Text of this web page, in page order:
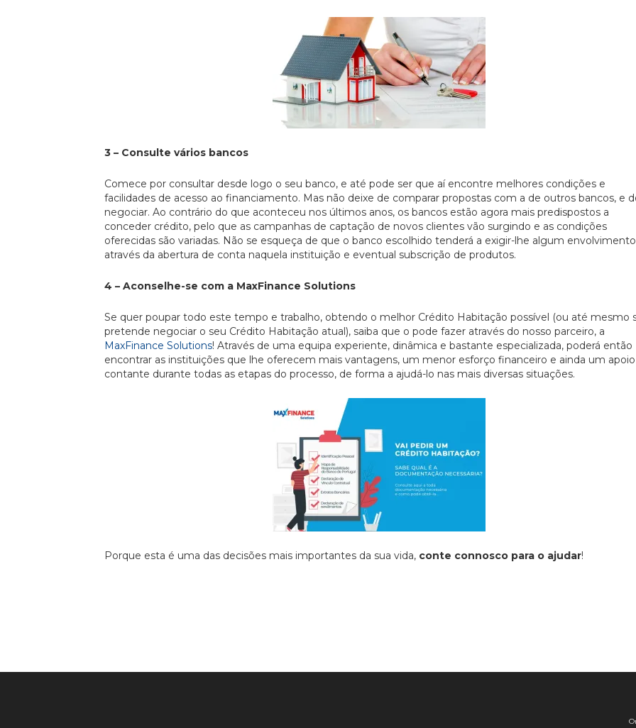
3 – Consulte vários bancos
Comece por consultar desde logo o seu banco, e até pode ser que aí encontre melhores condições e
facilidades de acesso ao financiamento. Mas não deixe de comparar propostas com a de outros bancos, e
negociar. Ao contrário do que aconteceu nos últimos anos, os bancos estão agora mais predispostos a
conceder crédito, pelo que as campanhas de captação de novos clientes vão surgindo e as condições
oferecidas são variadas. Não se esqueça de que o banco escolhido tenderá a exigir-lhe algum
através da abertura de conta naquela instituição e eventual subscrição de produtos.
4 – Aconselhe-se com a MaxFinance Solutions
Se quer poupar todo este tempo e trabalho, obtendo o melhor Crédito Habitação possível (ou até mesmo
pretende negociar o seu Crédito Habitação atual), saiba que o pode fazer através do nosso parceiro, a
MaxFinance Solutions! Através de uma equipa experiente, dinâmica e bastante especializada, poderá então
encontrar as instituições que lhe oferecem mais vantagens, um menor esforço financeiro e ainda um apoio
contante durante todas as etapas do processo, de forma a ajudá-lo nas mais diversas situações.
Porque esta é uma das decisões mais importantes da sua vida, conte connosco para o ajudar!